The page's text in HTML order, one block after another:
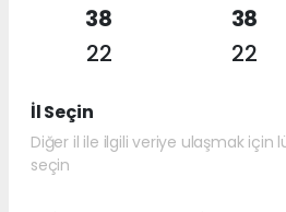
38
22
38
22
İl Seçin
Diğer il ile ilgili veriye ulaşmak için
seçin